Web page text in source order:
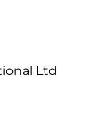
Ltd